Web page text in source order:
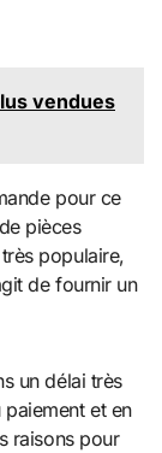
vendues
pour ce
pièces
populaire,
de fournir un
un délai très
et en
raisons pour